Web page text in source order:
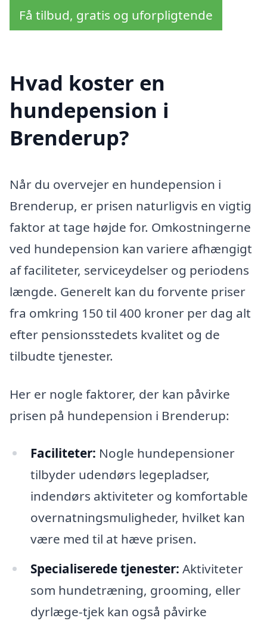
Få tilbud, gratis og uforpligtende
Hvad koster en
hundepension i
Brenderup?
Når du overvejer en hundepension i
Brenderup, er prisen naturligvis en vigtig
faktor at tage højde for. Omkostningerne
ved hundepension kan variere afhængigt
af faciliteter, serviceydelser og periodens
længde. Generelt kan du forvente priser
fra omkring 150 til 400 kroner per dag alt
efter pensionsstedets kvalitet og de
tilbudte tjenester.
Her er nogle faktorer, der kan påvirke
prisen på hundepension i Brenderup:
Faciliteter: Nogle hundepensioner
tilbyder udendørs legepladser,
indendørs aktiviteter og komfortable
overnatningsmuligheder, hvilket kan
være med til at hæve prisen.
Specialiserede tjenester: Aktiviteter
som hundetræning, grooming, eller
dyrlæge-tjek kan også påvirke